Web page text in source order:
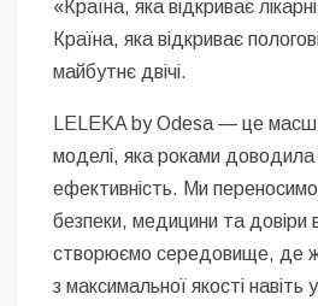
«Країна, яка відкриває
Країна, яка відкриває
майбутнє двічі.
LELEKA by Odesa — це
моделі, яка роками
ефективність. Ми
безпеки, медицини та довіри в
створюємо середовище, де
з максимальної якості навіть